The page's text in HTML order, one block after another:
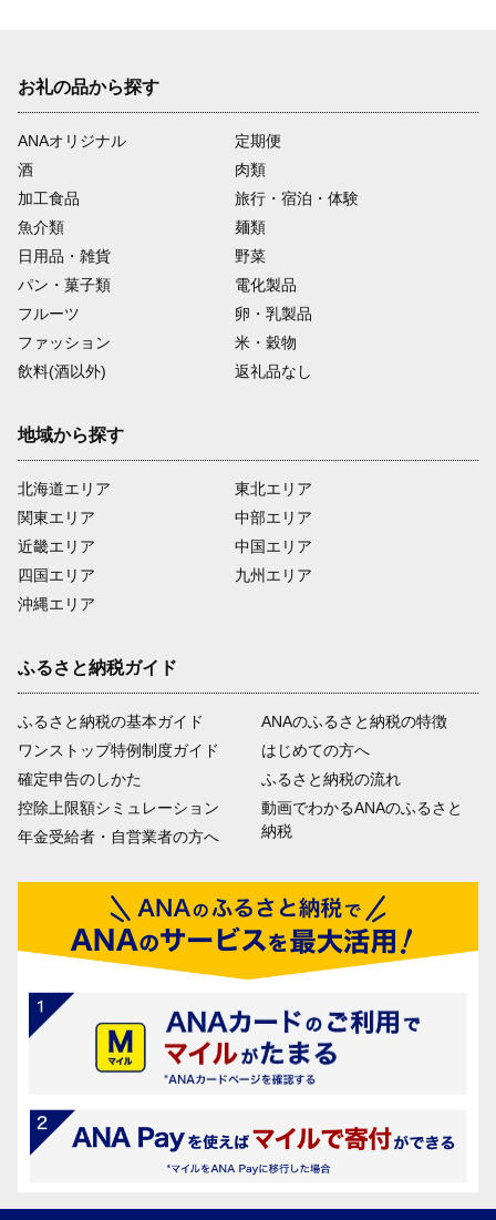
お礼の品から探す
ANAオリジナル
定期便
酒
肉類
加工食品
旅行・宿泊・体験
魚介類
麺類
日用品・雑貨
野菜
パン・菓子類
電化製品
フルーツ
卵・乳製品
ファッション
米・穀物
飲料(酒以外)
返礼品なし
地域から探す
北海道エリア
関東エリア
近畿エリア
四国エリア
沖縄エリア
東北エリア
中部エリア
中国エリア
九州エリア
ふるさと納税ガイド
ふるさと納税の基本ガイド
ワンストップ特例制度ガイド
確定申告のしかた
控除上限額シミュレーション
年金受給者・自営業者の方へ
ANAのふるさと納税の特徴
はじめての方へ
ふるさと納税の流れ
動画でわかるANAのふるさと
納税